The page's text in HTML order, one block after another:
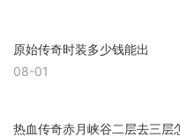
原始传奇时装多少钱能出
08-01
热血传奇赤月峡谷二层去三层